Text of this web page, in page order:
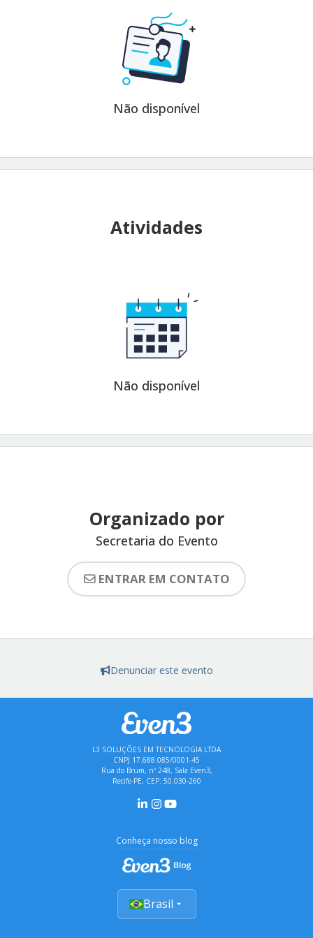
Não disponível
Atividades
Não disponível
Organizado por
Secretaria do Evento
ENTRAR EM CONTATO
Denunciar este evento
L3 SOLUÇÕES EM TECNOLOGIA LTDA
CNPJ 17.688.085/0001-45
Rua do Brum, nº 248, Sala Even3,
Recife-PE, CEP: 50.030-260
Conheça nosso blog
Brasil